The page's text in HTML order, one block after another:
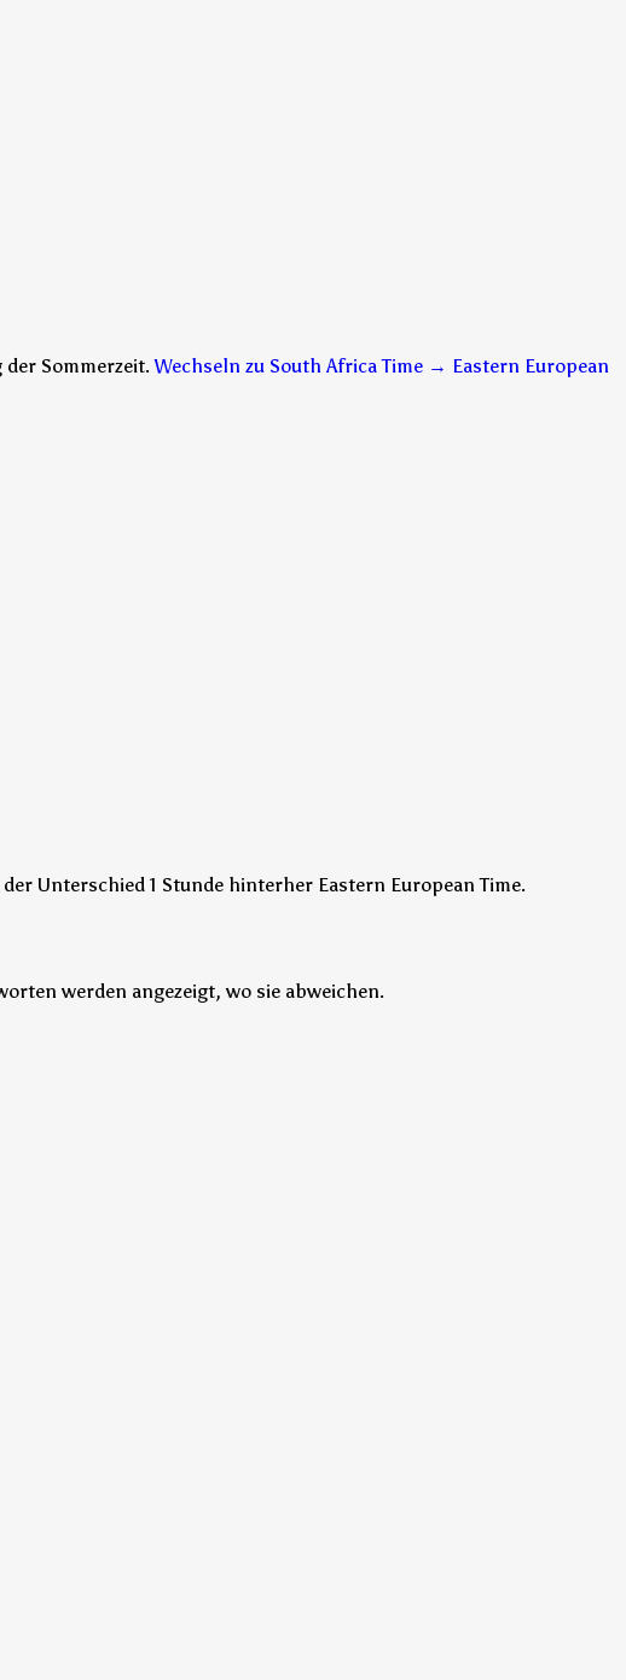
Sommerzeit. Wechseln zu South Africa Time → Eastern European
Unterschied 1 Stunde hinterher Eastern European Time.
werden angezeigt, wo sie abweichen.